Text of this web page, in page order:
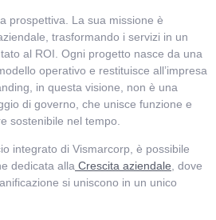
prospettiva. La sua missione è
trasformando i servizi in un
al ROI. Ogni progetto nasce da una
operativo e restituisce all’impresa
in questa visione, non è una
di governo, che unisce funzione e
sostenibile nel tempo.
integrato di Vismarcorp, è possibile
dedicata alla Crescita aziendale, dove
si uniscono in un unico